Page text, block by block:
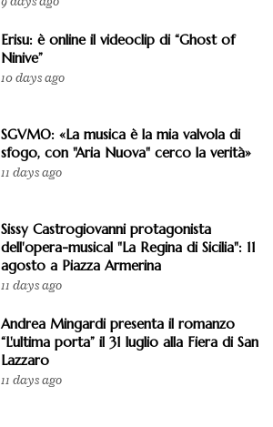
Erisu: è online il videoclip di “Ghost of
Ninive”
10 days ago
SGVMO: «La musica è la mia valvola di
sfogo, con "Aria Nuova" cerco la verità»
11 days ago
Sissy Castrogiovanni protagonista
dell'opera-musical "La Regina di Sicilia": 11
agosto a Piazza Armerina
11 days ago
Andrea Mingardi presenta il romanzo
“L'ultima porta” il 31 luglio alla Fiera di San
Lazzaro
11 days ago